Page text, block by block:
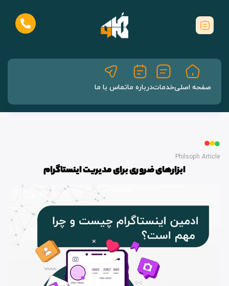
صفحه اصلیخدماتدرباره ماتماس با ما
Philsoph Article
ابزارهای ضروری برای مدیریت اینستاگرام